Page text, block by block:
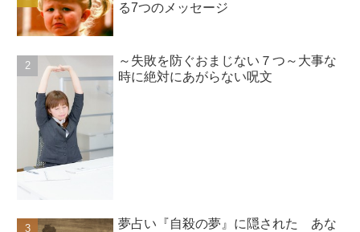
る7つのメッセージ
～失敗を防ぐおまじない７つ～大事な
時に絶対にあがらない呪文
夢占い『自殺の夢』に隠された あな